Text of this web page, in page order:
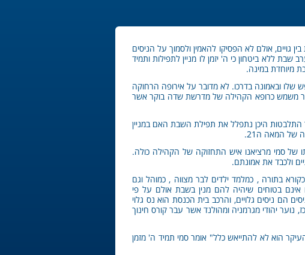
גויים, אולם לא הפסיקו להאמין ולסמוך על הניסים
ללא ביטחון כי ה' יזמן לו מניין לתפילות ותמיד
מיוחדת במינה.
שלו ובאמונה בדרכו. לא מדובר על אירופה הרחוקה
משמש כרופא הקהילה של מדרשת שדה בוקר אשר
היכן נתפלל את תפילת השבת האם במניין
המאה ה21.
סמי מרציאנו איש התחזוקה של הקהילה כולה.
ולכבד את אמונתם.
בתורה , כמלמד ילדים לבר מצווה , כמוהל וגם
אינם בטוחים שיהיה להם מנין בשבת אולם על פי
ניסים גלויים, והרכב בית הכנסת הוא נס גלוי
יהודי מגרמניה ומהולנד אשר עבר קורס חינוך
היא בשעה 0800 אולם סמי יודע לספר על שבתות בהם המניין מתאסף רק ב0930 . " העיקר הוא לא להתייאש כלל" אומר סמי תמיד ה' מזמן